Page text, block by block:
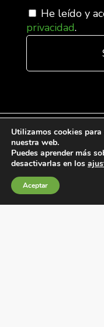
He leído y
privacidad.
Utilizamos cookies
nuestra web.
Puedes aprender más
desactivarlas en los
Aceptar